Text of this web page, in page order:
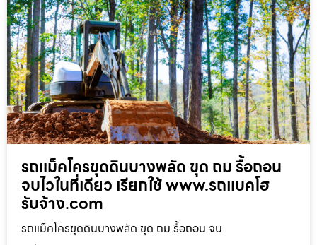
รถแม็คโครขุดดินบางพลัด ขุด ถม รื้อถอน
จบไวในที่เดียว เรียกใช้ www.รถแบคโฮ
รับจ้าง.com
รถแม็คโครขุดดินบางพลัด ขุด ถม รื้อถอน จบ